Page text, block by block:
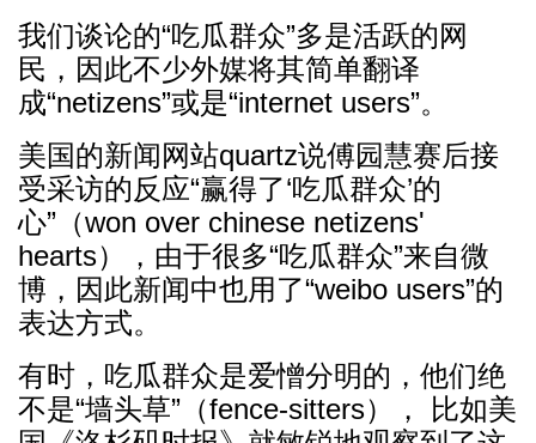
我们谈论的“吃瓜群众”多是活跃的网
民，因此不少外媒将其简单翻译
成“netizens”或是“internet users”。
美国的新闻网站quartz说傅园慧赛后接
受采访的反应“赢得了‘吃瓜群众’的
心”（won over chinese netizens'
hearts），由于很多“吃瓜群众”来自微
博，因此新闻中也用了“weibo users”的
表达方式。
有时，吃瓜群众是爱憎分明的，他们绝
不是“墙头草”（fence-sitters）， 比如美